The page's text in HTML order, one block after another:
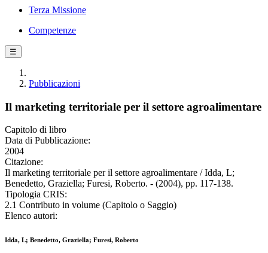
Terza Missione
Competenze
☰
Pubblicazioni
Il marketing territoriale per il settore agroalimentare
Capitolo di libro
Data di Pubblicazione:
2004
Citazione:
Il marketing territoriale per il settore agroalimentare / Idda, L;
Benedetto, Graziella; Furesi, Roberto. - (2004), pp. 117-138.
Tipologia CRIS:
2.1 Contributo in volume (Capitolo o Saggio)
Elenco autori:
Idda, L; Benedetto, Graziella; Furesi, Roberto